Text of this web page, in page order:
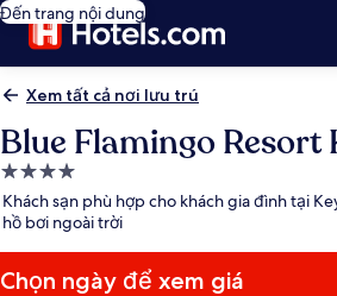
Đến trang nội dung
Xem tất cả nơi lưu trú
Blue Flamingo Resort
Nơi
lưu
trú
4.0
sao
Khách sạn phù hợp cho khách gia đình tại
hồ bơi ngoài trời
Chọn ngày để xem giá